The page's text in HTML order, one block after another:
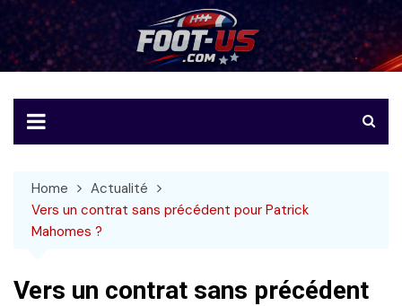
to
content
Foot-US
Le football américain en français
Home
Actualité
Vers un contrat sans précédent pour Patrick
Mahomes ?
Vers un contrat sans précédent